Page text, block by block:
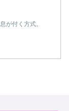
が付く方式。